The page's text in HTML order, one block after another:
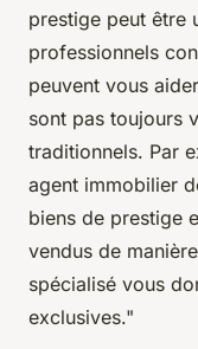
prestige peut être
professionnels
peuvent vous
sont pas toujours
traditionnels. Par
agent immobilier
biens de prestige
vendus de
spécialisé vous
exclusives."